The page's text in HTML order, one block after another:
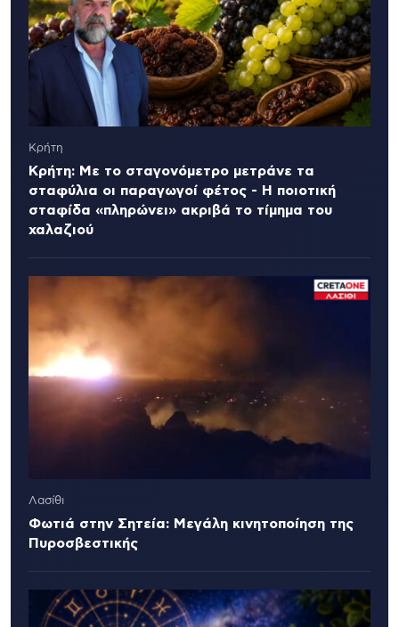
Κρήτη
Κρήτη: Με το σταγονόμετρο μετράνε τα
σταφύλια οι παραγωγοί φέτος - Η ποιοτική
σταφίδα «πληρώνει» ακριβά το τίμημα του
χαλαζιού
Λασίθι
Φωτιά στην Σητεία: Μεγάλη κινητοποίηση της
Πυροσβεστικής